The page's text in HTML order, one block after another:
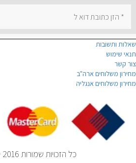
שאלות ותשובות
תנאי שימוש
צור קשר
מחירון משלוחים ארה"ב
מחירון משלוחים אנגליה
כל הזכויות שמורות idgu © 2016